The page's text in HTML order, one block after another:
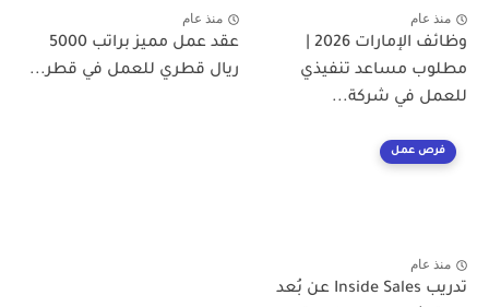
منذ عام
مطلوب مساعد تنفيذي
للعمل في شركة...
منذ عام
عقد عمل مميز براتب 5000
ريال قطري للعمل في قطر...
فرص عمل
منذ عام
تدريب Inside Sales عن بُعد